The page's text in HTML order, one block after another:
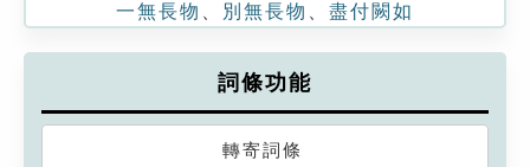
一無長物 別無長物 盡付闕如
詞條功能
轉寄詞條